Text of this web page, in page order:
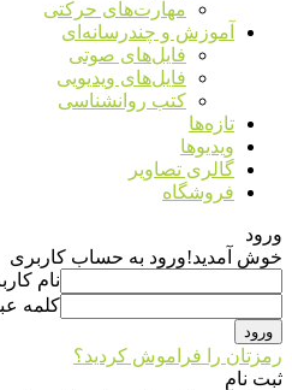
مهارت‌های حرکتی
آموزش و چندرسانه‌ای
فایل‌های صوتی
فایل‌های ویدیویی
کتب روانشناسی
تازه‌ها
ویدیوها
گالری تصاویر
فروشگاه
ورود
خوش آمدید!ورود به حساب کاربری
نام
کلمه
رمزتان را فراموش کردید؟
ثبت نام